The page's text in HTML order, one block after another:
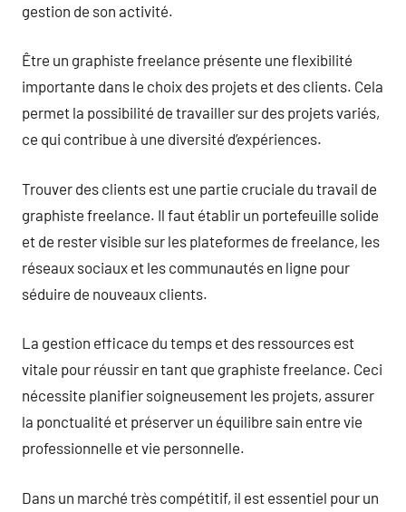
gestion de son activité.
Être un graphiste freelance présente une flexibilité
importante dans le choix des projets et des clients. Cela
permet la possibilité de travailler sur des projets variés,
ce qui contribue à une diversité d’expériences.
Trouver des clients est une partie cruciale du travail de
graphiste freelance. Il faut établir un portefeuille solide
et de rester visible sur les plateformes de freelance, les
réseaux sociaux et les communautés en ligne pour
séduire de nouveaux clients.
La gestion efficace du temps et des ressources est
vitale pour réussir en tant que graphiste freelance. Ceci
nécessite planifier soigneusement les projets, assurer
la ponctualité et préserver un équilibre sain entre vie
professionnelle et vie personnelle.
Dans un marché très compétitif, il est essentiel pour un